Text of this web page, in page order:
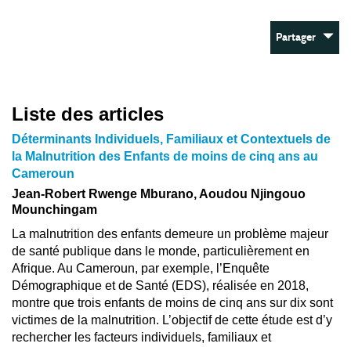
Partager
Liste des articles
Déterminants Individuels, Familiaux et Contextuels de
la Malnutrition des Enfants de moins de cinq ans au
Cameroun
Jean-Robert Rwenge Mburano, Aoudou Njingouo
Mounchingam
La malnutrition des enfants demeure un problème majeur
de santé publique dans le monde, particulièrement en
Afrique. Au Cameroun, par exemple, l’Enquête
Démographique et de Santé (EDS), réalisée en 2018,
montre que trois enfants de moins de cinq ans sur dix sont
victimes de la malnutrition. L’objectif de cette étude est d’y
rechercher les facteurs individuels, familiaux et